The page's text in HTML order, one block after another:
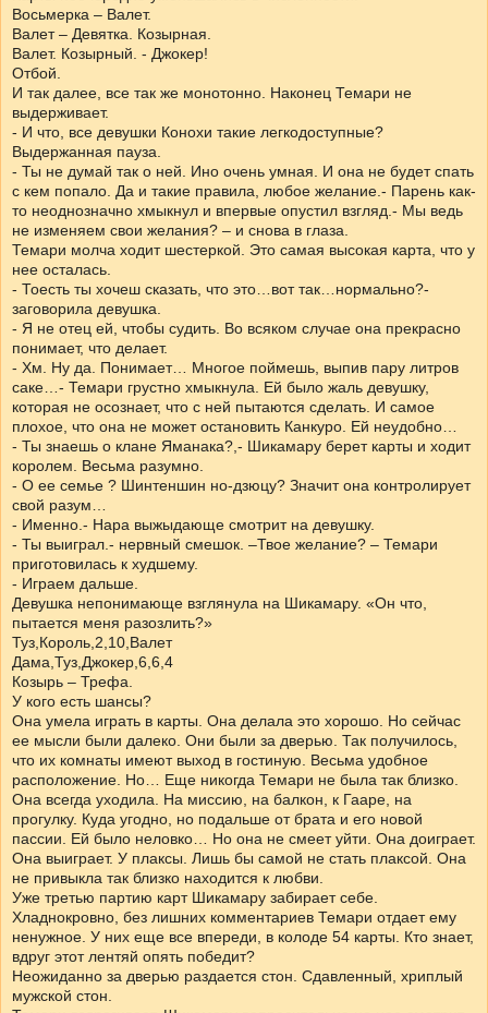
Восьмерка – Валет.
Валет – Девятка. Козырная.
Валет. Козырный. - Джокер!
Отбой.
И так далее, все так же монотонно. Наконец Темари не
выдерживает.
- И что, все девушки Конохи такие легкодоступные?
Выдержанная пауза.
- Ты не думай так о ней. Ино очень умная. И она не будет спать
с кем попало. Да и такие правила, любое желание.- Парень как-
то неоднозначно хмыкнул и впервые опустил взгляд.- Мы ведь
не изменяем свои желания? – и снова в глаза.
Темари молча ходит шестеркой. Это самая высокая карта, что у
нее осталась.
- Тоесть ты хочеш сказать, что это…вот так…нормально?-
заговорила девушка.
- Я не отец ей, чтобы судить. Во всяком случае она прекрасно
понимает, что делает.
- Хм. Ну да. Понимает… Многое поймешь, выпив пару литров
саке…- Темари грустно хмыкнула. Ей было жаль девушку,
которая не осознает, что с ней пытаются сделать. И самое
плохое, что она не может остановить Канкуро. Ей неудобно…
- Ты знаешь о клане Яманака?,- Шикамару берет карты и ходит
королем. Весьма разумно.
- О ее семье ? Шинтеншин но-дзюцу? Значит она контролирует
свой разум…
- Именно.- Нара выжыдающе смотрит на девушку.
- Ты выиграл.- нервный смешок. –Твое желание? – Темари
приготовилась к худшему.
- Играем дальше.
Девушка непонимающе взглянула на Шикамару. «Он что,
пытается меня разозлить?»
Туз,Король,2,10,Валет
Дама,Туз,Джокер,6,6,4
Козырь – Трефа.
У кого есть шансы?
Она умела играть в карты. Она делала это хорошо. Но сейчас
ее мысли были далеко. Они были за дверью. Так получилось,
что их комнаты имеют выход в гостиную. Весьма удобное
расположение. Но… Еще никогда Темари не была так близко.
Она всегда уходила. На миссию, на балкон, к Гааре, на
прогулку. Куда угодно, но подальше от брата и его новой
пассии. Ей было неловко… Но она не смеет уйти. Она доиграет.
Она выиграет. У плаксы. Лишь бы самой не стать плаксой. Она
не привыкла так близко находится к любви.
Уже третью партию карт Шикамару забирает себе.
Хладнокровно, без лишних комментариев Темари отдает ему
ненужное. У них еще все впереди, в колоде 54 карты. Кто знает,
вдруг этот лентяй опять победит?
Неожиданно за дверью раздается стон. Сдавленный, хриплый
мужской стон.